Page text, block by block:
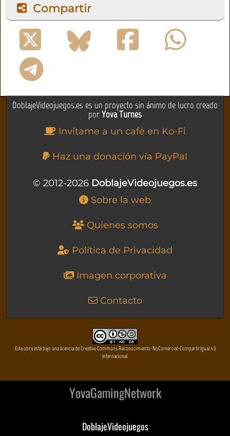
Compartir
DoblajeVideojuegos.es es un proyecto sin ánimo de lucro creado
porYova Turnes
Invítame a un café en Ko-Fi
Haz una donación vía PayPal
© 2012-2026 DoblajeVideojuegos.es
Sobre la web
Quienes somos
Política de Privacidad
Imagen corporativa
Contacto
Esta obra está bajo una licencia de Creative Commons Reconocimiento-NoComercial-CompartirIgual 4.0
Internacional
YovaGamingNetwork
DoblajeVideojuegos